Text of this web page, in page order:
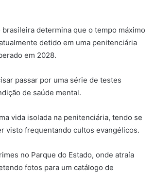
determina que o tempo máximo
detido em uma penitenciária
em 2028.
passar por uma série de testes
de saúde mental.
vida isolada na penitenciária, tendo se
visto frequentando cultos evangélicos.
no Parque do Estado, onde atraía
fotos para um catálogo de